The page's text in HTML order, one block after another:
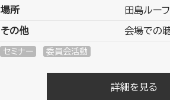
場所 田島ルー
その他 会場での
セミナー 委員会活動
詳細を見る